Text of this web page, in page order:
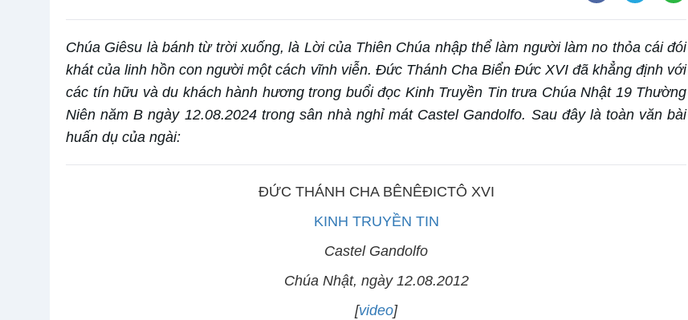
Chúa Giêsu là bánh từ trời xuống, là Lời của Thiên Chúa nhập thể làm người làm no thỏa cái đói
khát của linh hồn con người một cách vĩnh viễn. Đức Thánh Cha Biển Đức XVI đã khẳng định với
các tín hữu và du khách hành hương trong buổi đọc Kinh Truyền Tin trưa Chúa Nhật 19 Thường
Niên năm B ngày 12.08.2024 trong sân nhà nghỉ mát Castel Gandolfo. Sau đây là toàn văn bài
huấn dụ của ngài:
ĐỨC THÁNH CHA BÊNÊĐICTÔ XVI
KINH TRUYỀN TIN
Castel Gandolfo
Chúa Nhật, ngày 12.08.2012
[video]